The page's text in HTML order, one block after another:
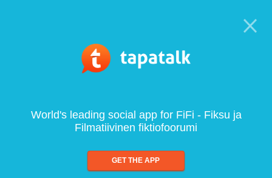
World's leading social app for FiFi - Fiksu ja
Filmatiivinen fiktiofoorumi
GET THE APP